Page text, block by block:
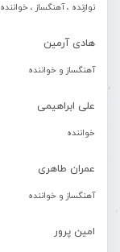
نوازنده ، آهنگساز ، خواننده
هادی آرمین
آهنگساز و خواننده
علی ابراهیمی
خواننده
عمران طاهری
آهنگساز و خواننده
امین پرور